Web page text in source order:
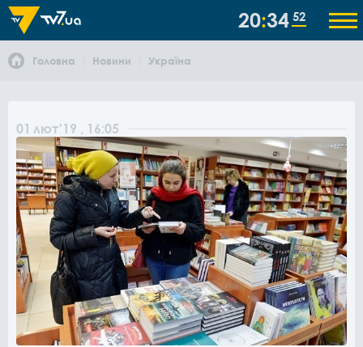
20 34 52
Головна Новини Україна
01 лют'19 , 16:05